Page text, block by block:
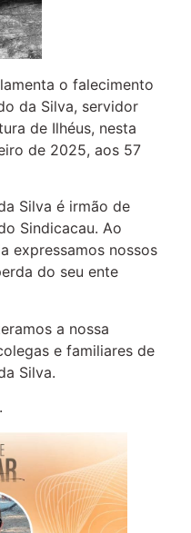
o falecimento
da Silva, servidor
de Ilhéus, nesta
de 2025, aos 57
Silva é irmão de
Sindicacau. Ao
expressamos nossos
do seu ente
a nossa
e familiares de
Silva.